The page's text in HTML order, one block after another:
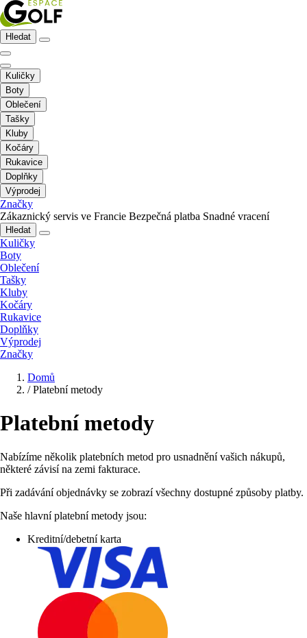
Hledat
Kuličky
Boty
Oblečení
Tašky
Kluby
Kočáry
Rukavice
Doplňky
Výprodej
Značky
Zákaznický servis ve Francie Bezpečná platba Snadné vracení
Hledat
Kuličky
Boty
Oblečení
Tašky
Kluby
Kočáry
Rukavice
Doplňky
Výprodej
Značky
Domů
/ Platební metody
Platební metody
Nabízíme několik platebních metod pro usnadnění vašich nákupů,
některé závisí na zemi fakturace.
Při zadávání objednávky se zobrazí všechny dostupné způsoby platby.
Naše hlavní platební metody jsou:
Kreditní/debetní karta